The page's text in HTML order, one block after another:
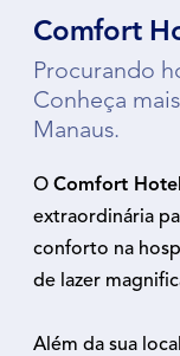
Comfort
Procurando
Conheça
Manaus.
O Comfort
extraordinária
conforto na
de lazer
Além da sua